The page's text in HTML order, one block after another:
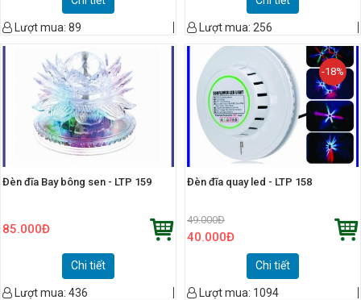
Lượt mua: 89 Lượt mua: 256
Đèn đĩa Bay bông sen - LTP 159
85.000Đ
Chi tiết
Lượt mua: 436
-18%
Đèn đĩa quay led - LTP 158
49.000Đ
40.000Đ
Chi tiết
Lượt mua: 1094